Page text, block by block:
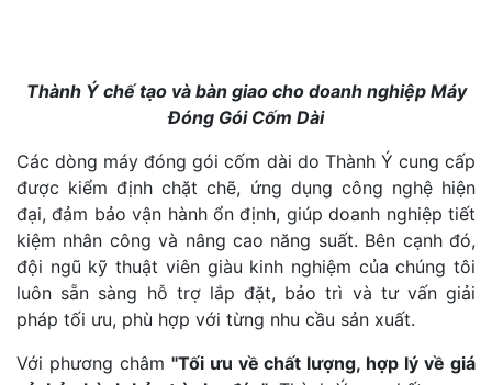
Thành Ý chế tạo và bàn giao cho doanh nghiệp Máy
Đóng Gói Cốm Dài
Các dòng máy đóng gói cốm dài do Thành Ý cung cấp
được kiểm định chặt chẽ, ứng dụng công nghệ hiện
đại, đảm bảo vận hành ổn định, giúp doanh nghiệp tiết
kiệm nhân công và nâng cao năng suất. Bên cạnh đó,
đội ngũ kỹ thuật viên giàu kinh nghiệm của chúng tôi
luôn sẵn sàng hỗ trợ lắp đặt, bảo trì và tư vấn giải
pháp tối ưu, phù hợp với từng nhu cầu sản xuất.
Với phương châm "Tối ưu về chất lượng, hợp lý về giá